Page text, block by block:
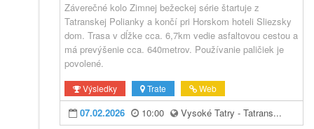
Záverečné kolo Zimnej bežeckej série štartuje z
Tatranskej Polianky a končí pri Horskom hoteli Sliezsky
dom. Trasa v dĺžke cca. 6,7km vedie asfaltovou cestou a
má prevýšenie cca. 640metrov. Používanie paličiek je
povolené.
Výsledky Trate Web
07.02.2026 10:00 Vysoké Tatry - Tatrans...